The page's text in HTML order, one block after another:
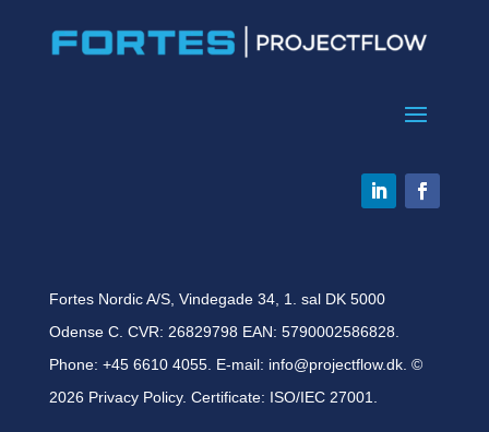
Fortes Nordic A/S, Vindegade 34, 1. sal DK 5000
Odense C. CVR: 26829798 EAN: 5790002586828.
Phone: +45 6610 4055. E-mail: info@projectflow.dk. ©
2026 Privacy Policy. Certificate: ISO/IEC 27001.